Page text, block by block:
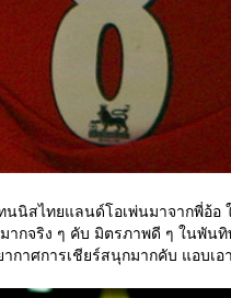
นนิสไทยแลนด์โอเพ่นมาจากพี่อ้
กจริง ๆ คับ มิตรภาพดี ๆ ในพันทิ
าศการเชียร์สนุกมากคับ แอบเอ